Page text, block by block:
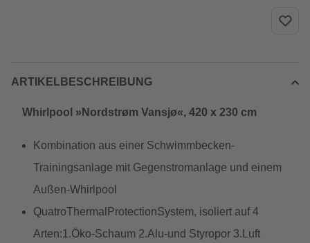
ARTIKELBESCHREIBUNG
Whirlpool »Nordstrøm Vansjø«, 420 x 230 cm
Kombination aus einer Schwimmbecken-
Trainingsanlage mit Gegenstromanlage und einem
Außen-Whirlpool
QuatroThermalProtectionSystem, isoliert auf 4
Arten:1.Öko-Schaum 2.Alu-und Styropor 3.Luft